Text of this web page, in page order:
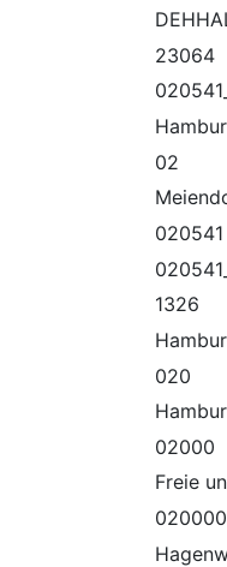
23064
02
020541
1326
020
02000
Freie